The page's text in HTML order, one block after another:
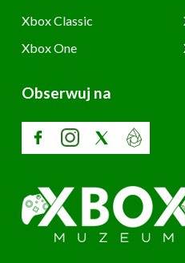
Xbox Classic
Xbox One
Obserwuj na